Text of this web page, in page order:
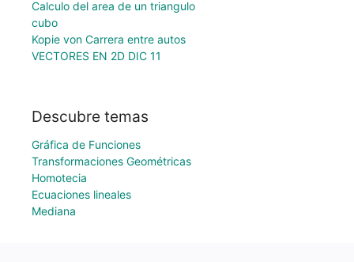
Calculo del area de un triangulo
cubo
Kopie von Carrera entre autos
VECTORES EN 2D DIC 11
Descubre temas
Gráfica de Funciones
Transformaciones Geométricas
Homotecia
Ecuaciones lineales
Mediana